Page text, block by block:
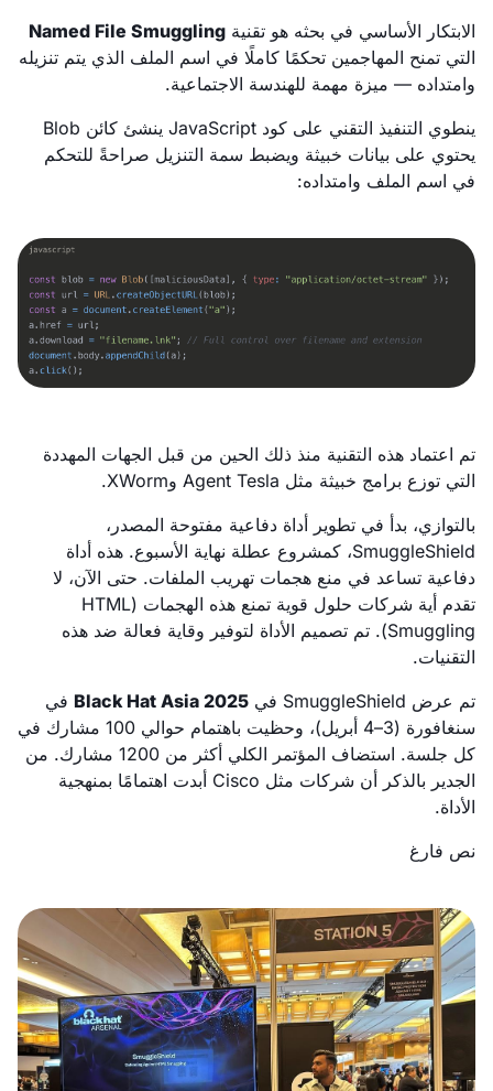
الابتكار الأساسي في بحثه هو تقنية Named File Smuggling
التي تمنح المهاجمين تحكمًا كاملًا في اسم الملف الذي يتم تنزيله
وامتداده — ميزة مهمة للهندسة الاجتماعية.
ينطوي التنفيذ التقني على كود JavaScript ينشئ كائن Blob
يحتوي على بيانات خبيثة ويضبط سمة التنزيل صراحةً للتحكم
في اسم الملف وامتداده:
تم اعتماد هذه التقنية منذ ذلك الحين من قبل الجهات المهددة
التي توزع برامج خبيثة مثل Agent Tesla وXWorm.
بالتوازي، بدأ في تطوير أداة دفاعية مفتوحة المصدر،
SmuggleShield، كمشروع عطلة نهاية الأسبوع. هذه أداة
دفاعية تساعد في منع هجمات تهريب الملفات. حتى الآن، لا
تقدم أية شركات حلول قوية تمنع هذه الهجمات (HTML
Smuggling). تم تصميم الأداة لتوفير وقاية فعالة ضد هذه
التقنيات.
تم عرض SmuggleShield في
Black Hat Asia 2025 في
سنغافورة (3–4 أبريل)، وحظيت باهتمام حوالي 100 مشارك في
كل جلسة. استضاف المؤتمر الكلي أكثر من 1200 مشارك. من
الجدير بالذكر أن شركات مثل Cisco أبدت اهتمامًا بمنهجية
الأداة.
نص فارغ